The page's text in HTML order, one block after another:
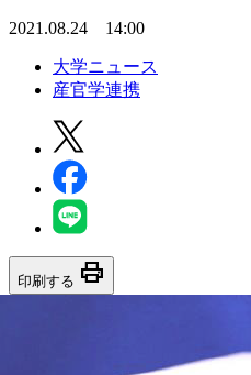
2021.08.24 14:00
大学ニュース
産官学連携
印刷する print